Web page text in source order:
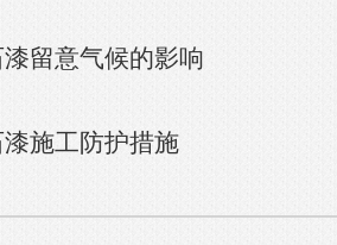
留意气候的影响
施工防护措施